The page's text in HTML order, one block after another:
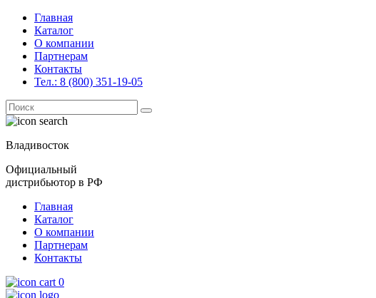
Главная
Каталог
О компании
Партнерам
Контакты
Тел.: 8 (800) 351-19-05
Поиск
for:
Владивосток
Официальный
дистрибьютор в РФ
Главная
Каталог
О компании
Партнерам
Контакты
0